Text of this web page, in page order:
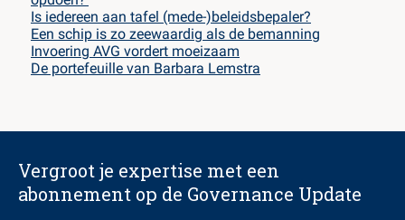
Is iedereen aan tafel (mede-)beleidsbepaler?
Een schip is zo zeewaardig als de bemanning
Invoering AVG vordert moeizaam
De portefeuille van Barbara Lemstra
Vergroot je expertise met een
abonnement op de Governance Update